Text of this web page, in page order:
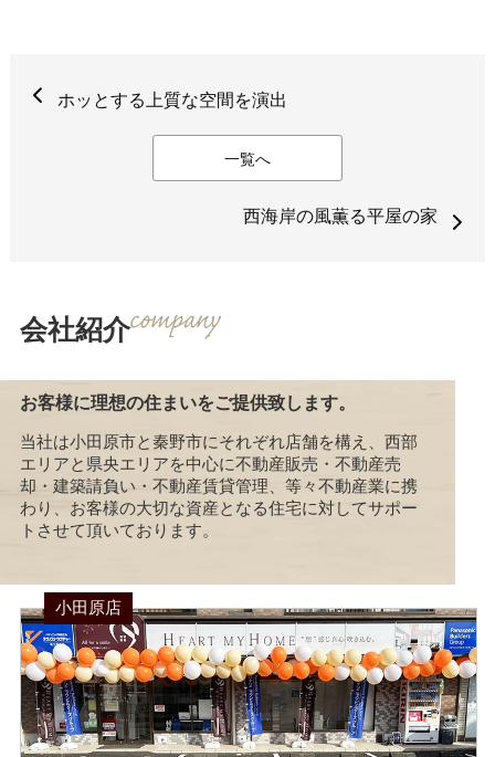
ホッとする上質な空間を演出
一覧へ
西海岸の風薫る平屋の家
会社紹介
お客様に理想の住まいをご提供致します。
当社は小田原市と秦野市にそれぞれ店舗を構え、西部
エリアと県央エリアを中心に不動産販売・不動産売
却・建築請負い・不動産賃貸管理、等々不動産業に携
わり、お客様の大切な資産となる住宅に対してサポー
トさせて頂いております。
小田原店